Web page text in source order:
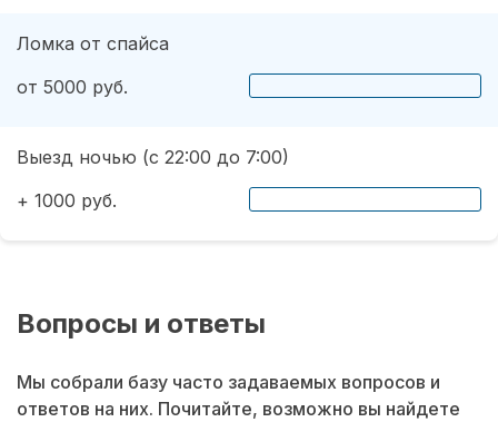
Ломка от спайса
от 5000 руб.
Выезд ночью (с 22:00 до 7:00)
+ 1000 руб.
Вопросы и ответы
Мы собрали базу часто задаваемых вопросов и
ответов на них. Почитайте, возможно вы найдете